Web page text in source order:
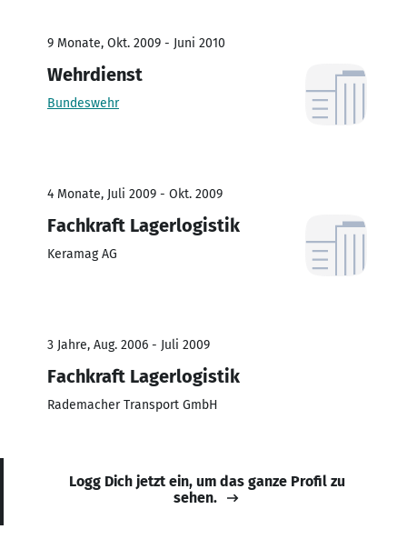
9 Monate, Okt. 2009 - Juni 2010
Wehrdienst
Bundeswehr
4 Monate, Juli 2009 - Okt. 2009
Fachkraft Lagerlogistik
Keramag AG
3 Jahre, Aug. 2006 - Juli 2009
Fachkraft Lagerlogistik
Rademacher Transport GmbH
Logg Dich jetzt ein, um das ganze Profil zu
sehen.